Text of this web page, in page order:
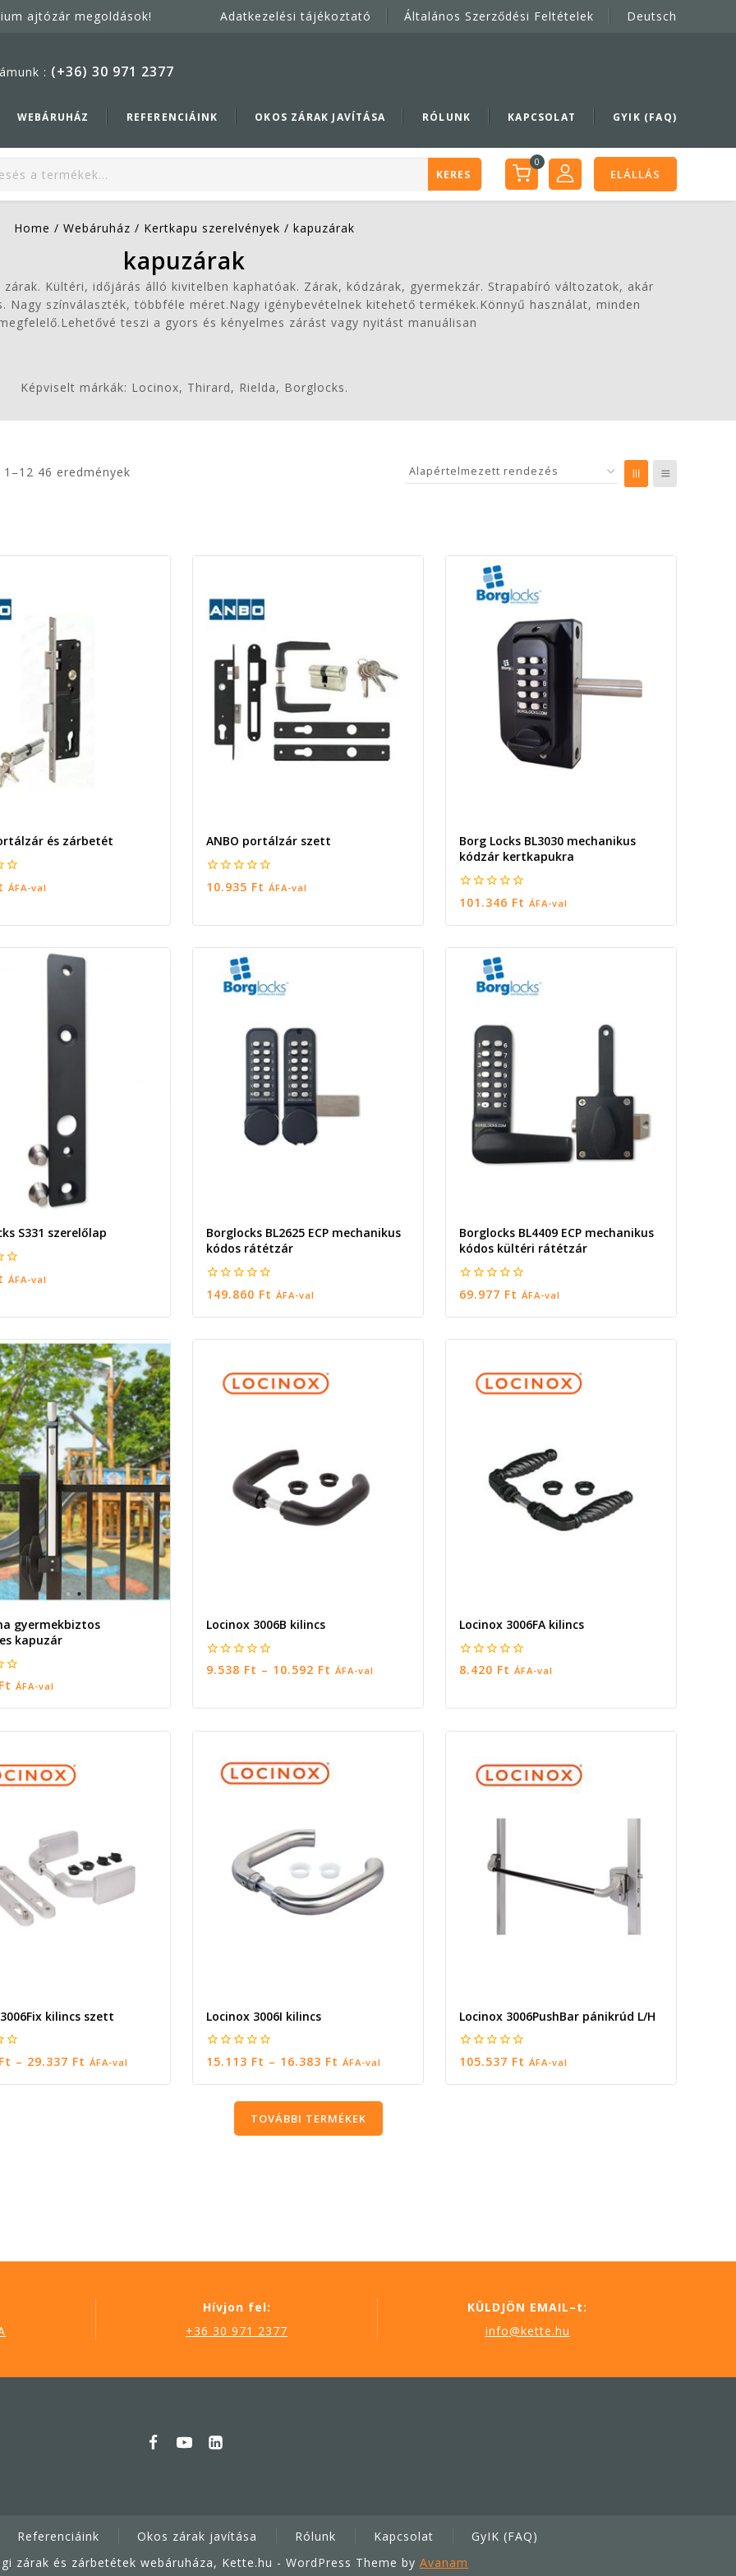
ajtózár megoldások! Adatkezelési tájékoztató Általános Szerződési Feltételek Deutsch
: (+36) 30 971 2377
WEBÁRUHÁZ REFERENCIÁINK OKOS ZÁRAK JAVÍTÁSA RÓLUNK KAPCSOLAT GYIK (FAQ)
KERES
0
ELÁLLÁS
Home / Webáruház / Kertkapu szerelvények / kapuzárak
kapuzárak
Kültéri, időjárás álló kivitelben kaphatóak. Zárak, kódzárak, gyermekzár. Strapabíró változatok, akár
Nagy színválaszték, többféle méret.Nagy igénybevételnek kitehető termékek.Könnyű használat, minden
teszi a gyors és kényelmes zárást vagy nyitást manuálisan
Képviselt márkák: Locinox, Thirard, Rielda, Borglocks.
12 46 eredmények
és zárbetét
ÁFA-val
ANBO portálzár szett
0
10.935 Ft ÁFA-val
Borg Locks BL3030 mechanikus
kódzár kertkapukra
0
101.346 Ft ÁFA-val
S331 szerelőlap
ÁFA-val
Borglocks BL2625 ECP mechanikus
kódos rátétzár
0
5
149.860 Ft ÁFA-val
Borglocks BL4409 ECP mechanikus
kódos kültéri rátétzár
0
5
69.977 Ft ÁFA-val
gyermekbiztos
kapuzár
Ft ÁFA-val
Locinox 3006B kilincs
0
9.538 Ft – 10.592 Ft ÁFA-val
Locinox 3006FA kilincs
0
8.420 Ft ÁFA-val
kilincs szett
Ft – 29.337 Ft ÁFA-val
Locinox 3006I kilincs
0
15.113 Ft – 16.383 Ft ÁFA-val
Locinox 3006PushBar pánikrúd L/H
0
105.537 Ft ÁFA-val
TOVÁBBI TERMÉKEK
Hívjon fel:
+36 30 971 2377
KÜLDJÖN EMAIL–t:
info@kette.hu
Referenciáink Okos zárak javítása Rólunk Kapcsolat
GyIK (FAQ)
zárak és zárbetétek webáruháza, Kette.hu - WordPress Theme by Avanam